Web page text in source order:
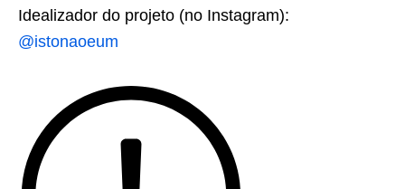
Idealizador do projeto (no Instagram):
@istonaoeum